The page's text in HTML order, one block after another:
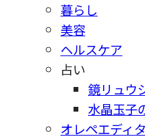
暮らし
美容
ヘルスケア
占い
鏡リュウ
水晶玉子
オレペエディ